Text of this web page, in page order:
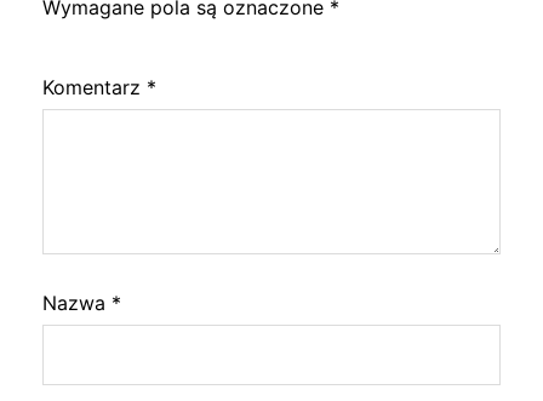
Wymagane pola są oznaczone *
Komentarz *
Nazwa *